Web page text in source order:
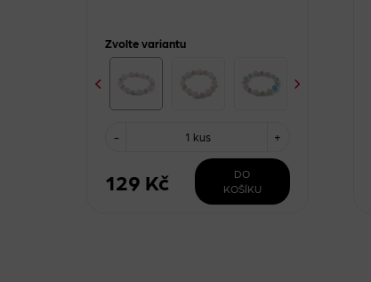
Zvolte variantu
- +
1 kus
129 Kč
DO
KOŠÍKU